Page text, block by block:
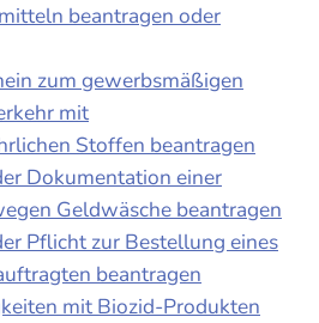
beantragen oder
zum gewerbsmäßigen
mit
Stoffen beantragen
Dokumentation einer
Geldwäsche beantragen
Pflicht zur Bestellung eines
beantragen
mit Biozid-Produkten